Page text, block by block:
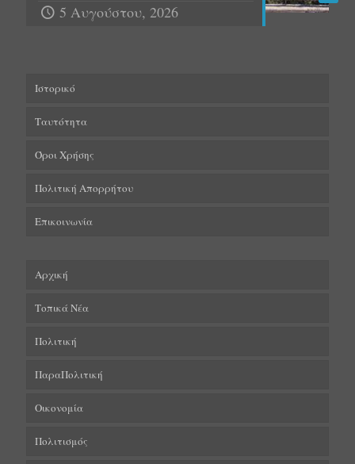
5 Αυγούστου, 2026
Ιστορικό
Ταυτότητα
Όροι Χρήσης
Πολιτική Απορρήτου
Επικοινωνία
Αρχική
Τοπικά Νέα
Πολιτική
ΠαραΠολιτική
Οικονομία
Πολιτισμός